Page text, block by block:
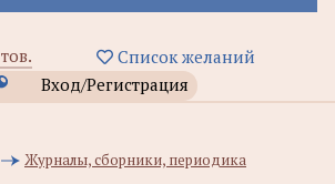
тов.
Список желаний
Вход/Регистрация
Журналы, сборники, периодика